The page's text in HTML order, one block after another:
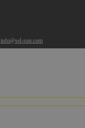
info@sel-sun.com